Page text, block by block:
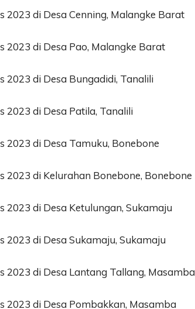
2023 di Desa Cenning, Malangke Barat
2023 di Desa Pao, Malangke Barat
2023 di Desa Bungadidi, Tanalili
2023 di Desa Patila, Tanalili
2023 di Desa Tamuku, Bonebone
2023 di Kelurahan Bonebone, Bonebone
2023 di Desa Ketulungan, Sukamaju
2023 di Desa Sukamaju, Sukamaju
2023 di Desa Lantang Tallang, Masamba
2023 di Desa Pombakkan, Masamba